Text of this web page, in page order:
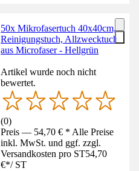
50x Mikrofasertuch 40x40cm,
Reinigungstuch, Allzwecktuch
aus Microfaser - Hellgrün
Artikel wurde noch nicht
bewertet.
(0)
Preis — 54,70 € * Alle Preise
inkl. MwSt. und ggf. zzgl.
Versandkosten pro ST54,70
€*/ ST